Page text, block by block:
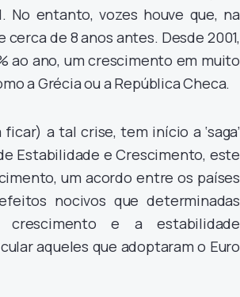
No entanto, vozes houve que, na
de 8 anos antes. Desde 2001,
ao ano, um crescimento em muito
a Grécia ou a República Checa.
a tal crise, tem início a ‘saga’
Estabilidade e Crescimento, este
um acordo entre os países
nocivos que determinadas
e a estabilidade
aqueles que adoptaram o Euro